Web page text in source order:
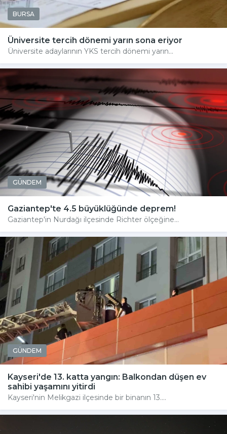
BURSA
Üniversite tercih dönemi yarın sona eriyor
Üniversite adaylarının YKS tercih dönemi yarın...
GÜNDEM
Gaziantep'te 4.5 büyüklüğünde deprem!
Gaziantep'in Nurdağı ilçesinde Richter ölçeğine...
GÜNDEM
Kayseri'de 13. katta yangın: Balkondan düşen ev
sahibi yaşamını yitirdi
Kayseri'nin Melikgazi ilçesinde bir binanın 13....